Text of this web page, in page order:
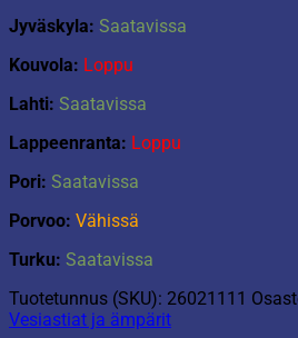
Jyväskyla: Saatavissa
Kouvola: Loppu
Lahti: Saatavissa
Lappeenranta: Loppu
Pori: Saatavissa
Porvoo: Vähissä
Turku: Saatavissa
Tuotetunnus (SKU): 26021111
Vesiastiat ja ämpärit